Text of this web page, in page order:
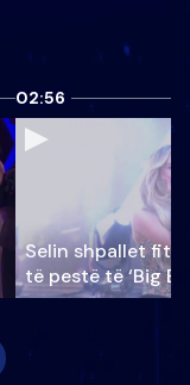
02:56
Selin shpallet
të pestë të ‘Big